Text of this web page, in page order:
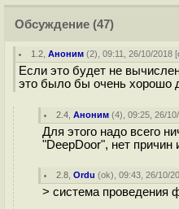
Обсуждение (47)
1.2 ,Аноним (2), 09:11, 26/10/2018 [
Если это будет не
это было бы очень хорошо
2.4 ,Аноним (4), 09:25, 26/
Для этого надо всего
"DeepDoor", нет
2.8 ,Ordu (ok), 09:43, 26/10/
> система проведения